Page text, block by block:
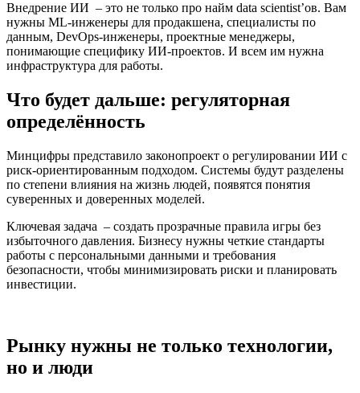
Внедрение ИИ – это не только про найм data scientist’ов. Вам
нужны ML-инженеры для продакшена, специалисты по
данным, DevOps-инженеры, проектные менеджеры,
понимающие специфику ИИ-проектов. И всем им нужна
инфраструктура для работы.
Что будет дальше: регуляторная
определённость
Минцифры представило законопроект о регулировании ИИ с
риск-ориентированным подходом. Системы будут разделены
по степени влияния на жизнь людей, появятся понятия
суверенных и доверенных моделей.
Ключевая задача – создать прозрачные правила игры без
избыточного давления. Бизнесу нужны четкие стандарты
работы с персональными данными и требования
безопасности, чтобы минимизировать риски и планировать
инвестиции.
Рынку нужны не только технологии,
но и люди